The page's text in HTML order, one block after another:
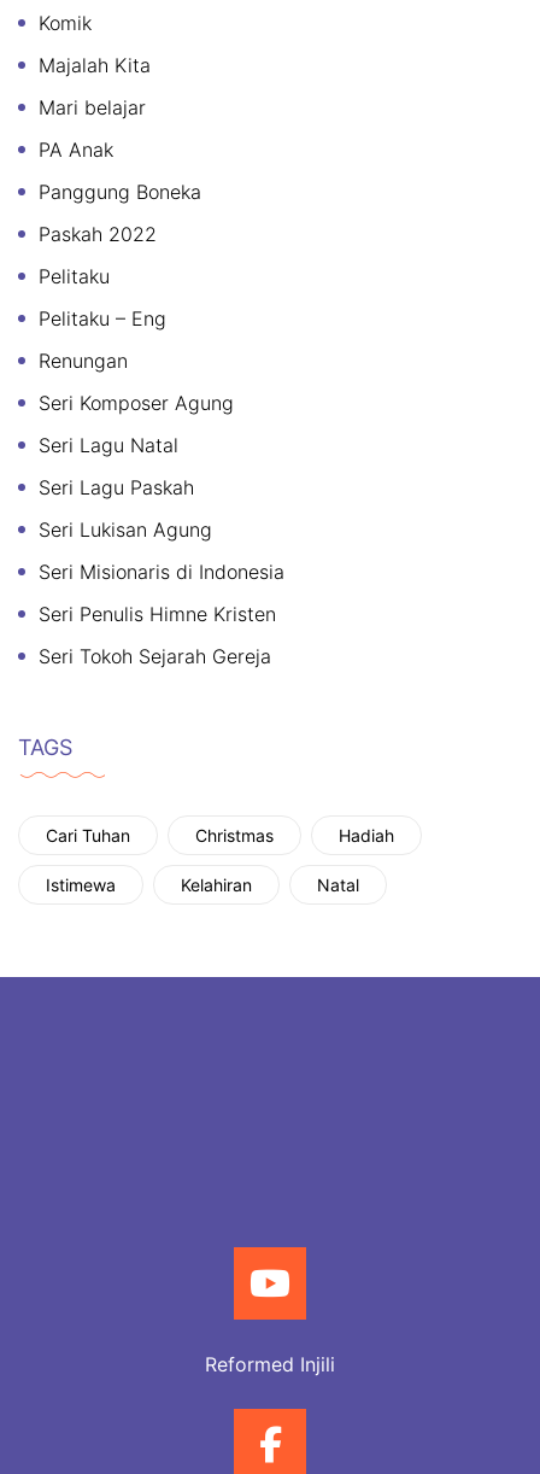
Komik
Majalah Kita
Mari belajar
PA Anak
Panggung Boneka
Paskah 2022
Pelitaku
Pelitaku – Eng
Renungan
Seri Komposer Agung
Seri Lagu Natal
Seri Lagu Paskah
Seri Lukisan Agung
Seri Misionaris di Indonesia
Seri Penulis Himne Kristen
Seri Tokoh Sejarah Gereja
TAGS
Cari Tuhan Christmas Hadiah
Istimewa Kelahiran Natal
Reformed Injili